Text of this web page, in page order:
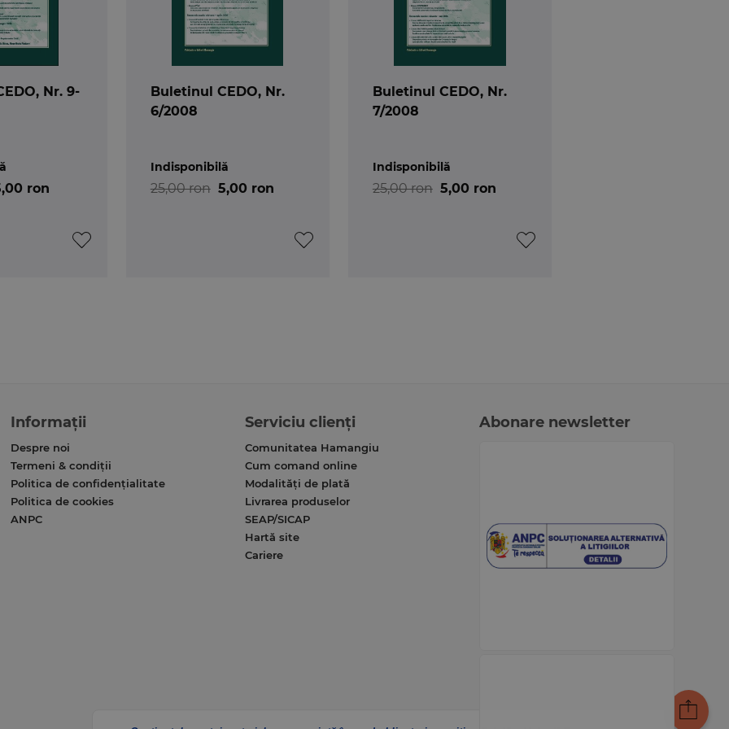
Nr. 9-
ron
Buletinul CEDO, Nr.
6/2008
25,00 ron 5,00 ron
Indisponibilă
Buletinul CEDO, Nr.
7/2008
25,00 ron 5,00 ron
Indisponibilă
Informații
Despre noi
Termeni & condiții
Politica de confidențialitate
Politica de cookies
ANPC
Serviciu clienți
Comunitatea Hamangiu
Cum comand online
Modalități de plată
Livrarea produselor
SEAP/SICAP
Hartă site
Cariere
Abonare newsletter